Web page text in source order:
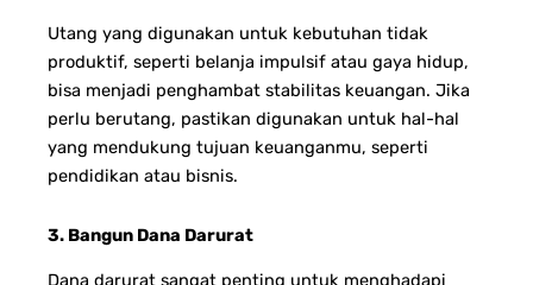
Utang yang digunakan untuk kebutuhan tidak
produktif, seperti belanja impulsif atau gaya hidup,
bisa menjadi penghambat stabilitas keuangan. Jika
perlu berutang, pastikan digunakan untuk hal-hal
yang mendukung tujuan keuanganmu, seperti
pendidikan atau bisnis.
3. Bangun Dana Darurat
Dana darurat sangat penting untuk menghadapi